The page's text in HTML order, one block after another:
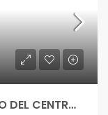
TERRAZA – imslc011